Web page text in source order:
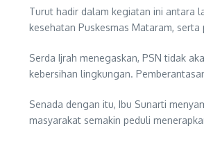
Turut hadir dalam kegiatan ini antara
kesehatan Puskesmas Mataram,
Serda Ijrah menegaskan, PSN tidak
kebersihan lingkungan.
Senada dengan itu, Ibu Sunarti
masyarakat semakin peduli